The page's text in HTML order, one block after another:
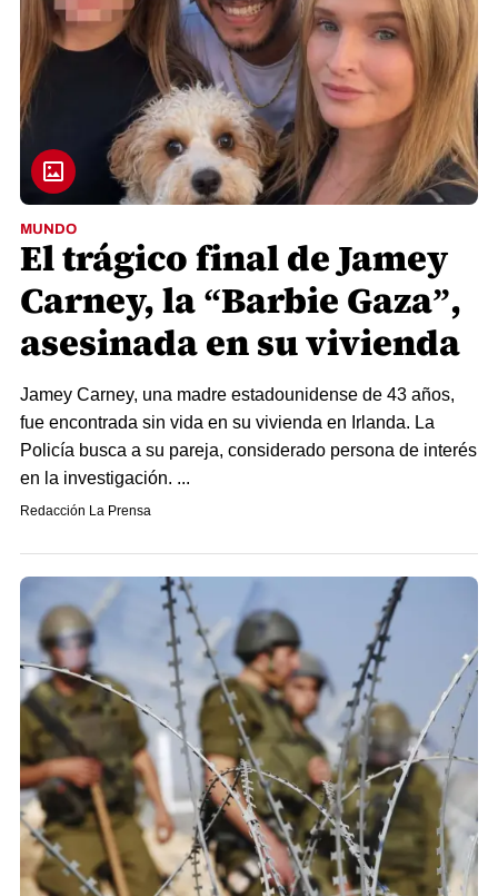
MUNDO
El trágico final de Jamey
Carney, la “Barbie Gaza”,
asesinada en su vivienda
Jamey Carney, una madre estadounidense de 43 años,
fue encontrada sin vida en su vivienda en Irlanda. La
Policía busca a su pareja, considerado persona de interés
en la investigación. ...
Redacción La Prensa